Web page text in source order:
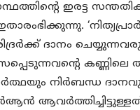
ഇരട്ട
ദാനം
കണ്ണിലെ
നിർബന്ധ